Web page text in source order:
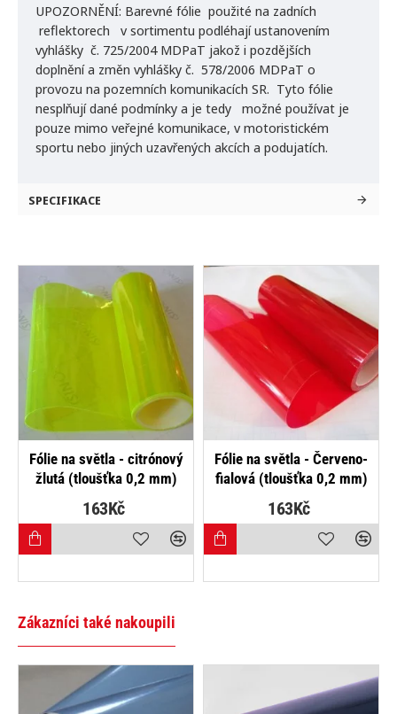
UPOZORNĚNÍ: Barevné fólie použité na zadních
reflektorech v sortimentu podléhají ustanovením
vyhlášky č. 725/2004 MDPaT jakož i pozdějších
doplnění a změn vyhlášky č. 578/2006 MDPaT o
provozu na pozemních komunikacích SR. Tyto fólie
nesplňují dané podmínky a je tedy možné používat je
pouze mimo veřejné komunikace, v motoristickém
sportu nebo jiných uzavřených akcích a podujatích.
SPECIFIKACE
Fólie na světla - citrónový
žlutá (tloušťka 0,2 mm)
163Kč
NEJPRODÁVANĚJŠÍ
Fólie na světla - Červeno-
fialová (tloušťka 0,2 mm)
163Kč
Zákazníci také nakoupili